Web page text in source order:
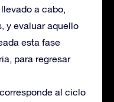
a cabo,
y evaluar aquello
esta fase
para regresar
al ciclo